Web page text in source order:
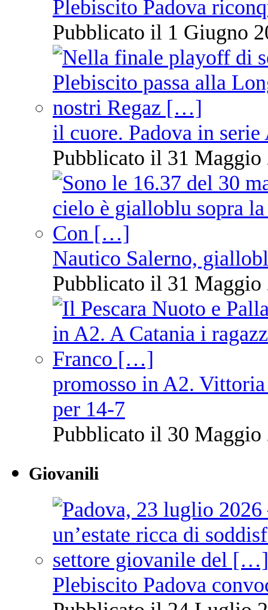
Plebiscito Padova
Pubblicato il 1 Giugno
il cuore. Padova in serie
Pubblicato il 31 Maggio
Nautico Salerno,
Pubblicato il 31 Maggio
promosso in A2.
per 14-7
Pubblicato il 30 Maggio
Giovanili
Plebiscito Padova